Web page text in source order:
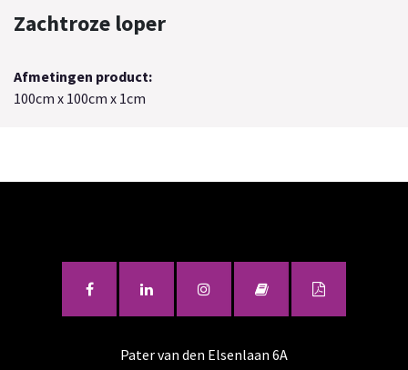
Zachtroze loper
Afmetingen product:
100cm x 100cm x 1cm
Pater van den Elsenlaan 6A